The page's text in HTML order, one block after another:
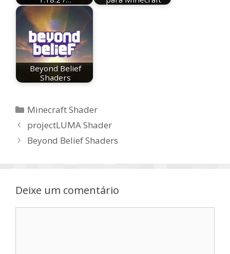
Beyond Belief
Shaders
Categorias
Minecraft Shader
projectLUMA Shader
Beyond Belief Shaders
Deixe um comentário